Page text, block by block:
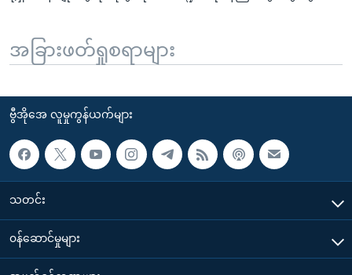
အခြားဖတ်ရှုစရာများ
ဗွီအိုအေ လူမှုကွန်ယက်များ
သတင်း
၀န်ဆောင်မှုများ